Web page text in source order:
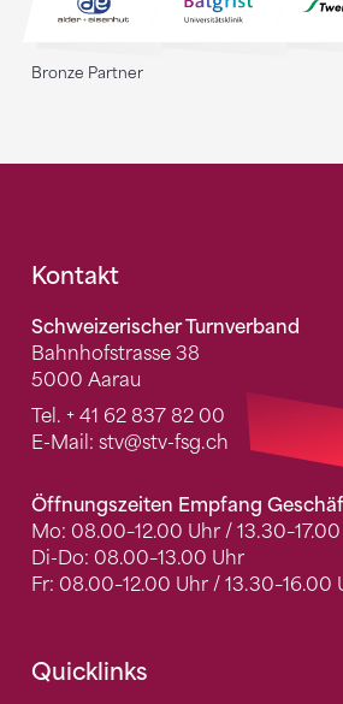
Bronze Partner
Fusszeile
Kontakt
Schweizerischer Turnverband
Bahnhofstrasse 38
5000 Aarau
Tel. + 41 62 837 82 00
E-Mail: stv@stv-fsg.ch
Öffnungszeiten Empfang
Mo: 08.00–12.00 Uhr /
Di-Do: 08.00–13.00 Uhr
Fr: 08.00–12.00 Uhr / 13.30–16.00
Quicklinks